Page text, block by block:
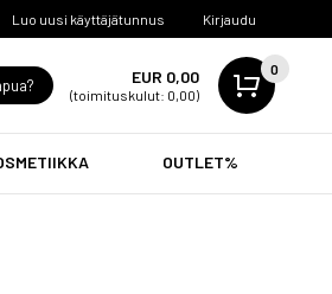
Luo uusi käyttäjätunnus Kirjaudu
EUR 0,00
(toimituskulut: 0,00)
0
OUTLET%